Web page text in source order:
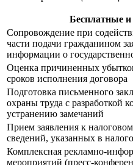
Бесплатные
Сопровождение при
части подачи гражданином
информации о
Оценка причиненных
сроков исполнения договора
Подготовка письменного
охраны труда с разработкой
устранению замечаний
Прием заявления к
сведений, указанных в
Комплексная рекламно-
мероприятий (пресс-